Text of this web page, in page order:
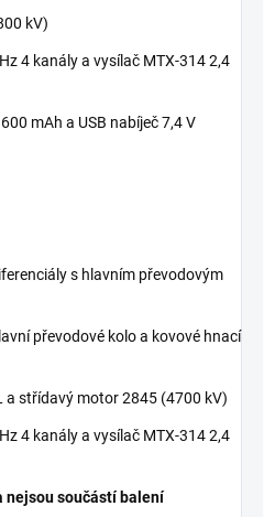
kV)
4 kanály a vysílač MTX-314 2,4
mAh a USB nabíječ 7,4 V
s hlavním převodovým
převodové kolo a kovové hnací
a střídavý motor 2845 (4700 kV)
4 kanály a vysílač MTX-314 2,4
nejsou součástí balení